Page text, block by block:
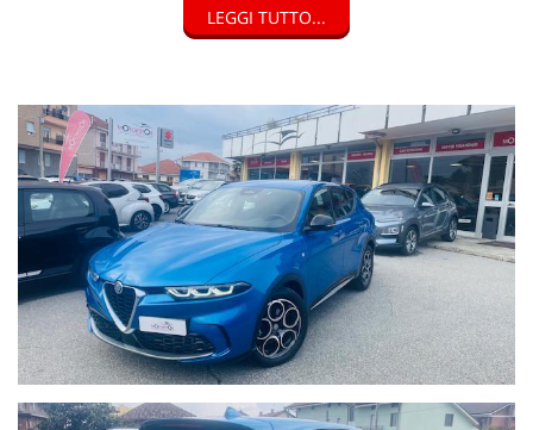
GARANZIA UFFICIALE ALFA ROMEO
MOTORSTOR DAL 2014 E' "QUALITY MOBILITY" E TI OFFRE
VARIE SOLUZIONI FINANZIARIE ED ASSICURATIVE, ALLE
MIGLIORI CONDIZIONI DI MERCATO
AUTO REALMENTE DISPONIBILE PRESSO IL NOSTRO
SHOWROOM
Valutiamo la tua permuta.
Si prega di verificare personalmente la presenza degli
optionals indicati sull'annuncio, che non costituisce in ogni
caso vincolo contrattuale.
LEGGI TUTTO...